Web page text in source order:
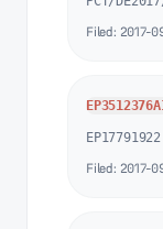
Filed: 2017-
Filed: 2017-